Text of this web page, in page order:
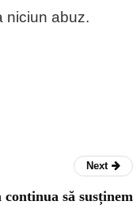
niciun abuz.
Next
să susținem